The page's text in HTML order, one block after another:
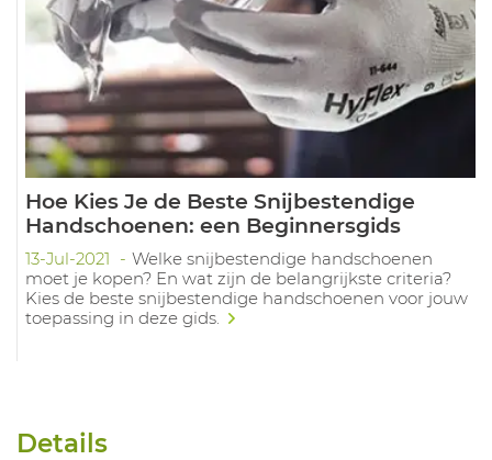
Hoe Kies Je de Beste Snijbestendige
Handschoenen: een Beginnersgids
13-Jul-2021
Welke snijbestendige handschoenen
moet je kopen? En wat zijn de belangrijkste criteria?
Kies de beste snijbestendige handschoenen voor jouw
toepassing in deze gids.
Details